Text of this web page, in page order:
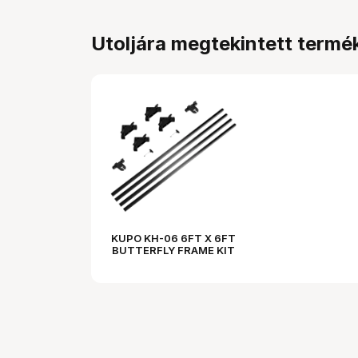
Utoljára megtekintett
KUPO KH-06 6FT X 6FT
BUTTERFLY FRAME KIT